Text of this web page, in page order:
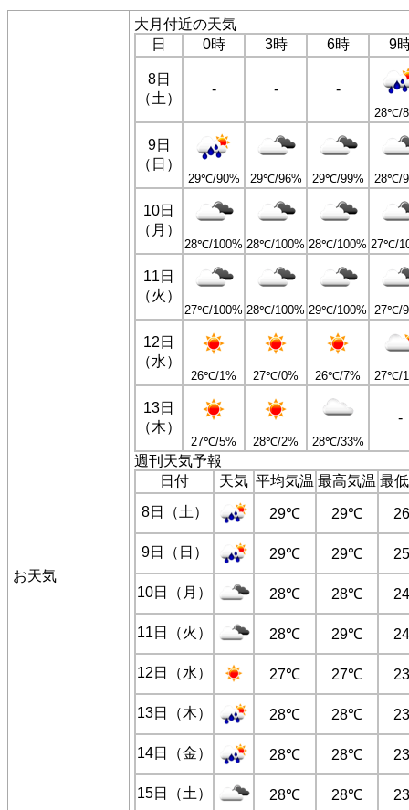
お天気
大月付近の天気
日
0時 3時 6時 9
8日
（土）
- - -
28℃/
9日
（日）
29℃/90% 29℃/96% 29℃/99% 28℃/
10日
（月）
28℃/100% 28℃/100% 28℃/100% 27℃/
11日
（火）
27℃/100% 28℃/100% 29℃/100% 27℃/
12日
（水）
26℃/1% 27℃/0% 26℃/7% 27℃/
13日
（木）
27℃/5% 28℃/2% 28℃/33%
-
週刊天気予報
日付
天気 平均気温 最高気温 最
8日（土）
29℃ 29℃
9日（日） 29℃ 29℃
10日（月） 28℃ 28℃
11日（火） 28℃ 29℃
12日（水） 27℃ 27℃
13日（木） 28℃ 28℃
14日（金） 28℃ 28℃
15日（土） 28℃ 28℃